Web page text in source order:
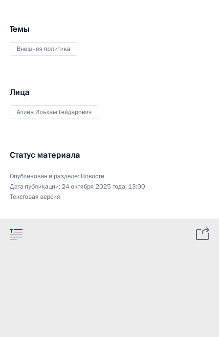
Темы
Внешняя политика
Лица
Алиев Ильхам Гейдарович
Статус материала
Опубликован в разделе: Новости
Дата публикации:24 октября 2025 года, 13:00
Текстовая версия